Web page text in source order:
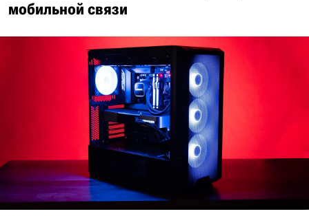
мобильной связи